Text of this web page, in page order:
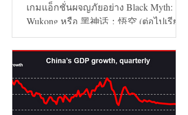
เกมแอ็กชั่นผจญภัยอย่าง Black Myth:
Wukong หรือ 黑神话：悟空 (ต่อไปเรียก
ว่า เกมหงอคง) ไม่ได้เลย...